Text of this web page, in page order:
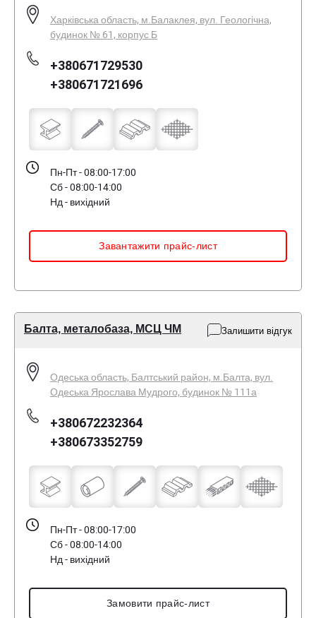
Харківська область, м.Балаклея, вул. Геологічна,
будинок № 61, корпус Б
+380671729530
+380671721696
Пн-Пт - 08:00-17:00
Сб - 08:00-14:00
Нд - вихідний
Завантажити прайс-лист
Балта, металобаза, МСЦ ЧМ Залишити відгук
Одеська область, Балтський район, м.Балта, вул.
Одеська Ярослава Мудрого, будинок № 111а
+380672232364
+380673352759
Пн-Пт - 08:00-17:00
Сб - 08:00-14:00
Нд - вихідний
Замовити прайс-лист